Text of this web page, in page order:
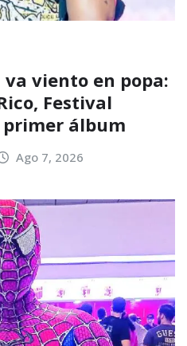
viento en popa:
Festival
primer álbum
Ago 7, 2026